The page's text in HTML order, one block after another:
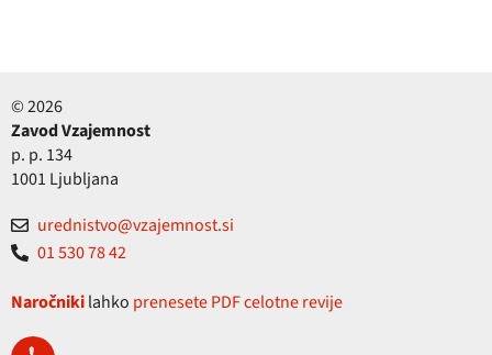
© 2026
Zavod Vzajemnost
p. p. 134
1001 Ljubljana
urednistvo@vzajemnost.si
01 530 78 42
Naročnikilahko prenesete PDF celotne revije